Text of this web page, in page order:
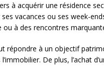
à acquérir une résidence
vacances ou ses week-
ou à des rencontres
répondre à un objectif
De plus, l’achat